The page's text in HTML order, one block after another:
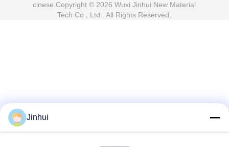
cinese.Copyright © 2026 Wuxi Jinhui New Material
Tech Co., Ltd.. All Rights Reserved.
Jinhui